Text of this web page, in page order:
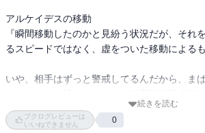
アルケイデスの移動
『瞬間移動したのかと見紛う状況だが、それ
るスピードではなく、虚をついた移動による
いや、相手はずっと警戒してるんだから、ま
あと、長くない、冗長な文を縮めたら本の厚
続きを読む
ブクログレビューは
いいねできません
0